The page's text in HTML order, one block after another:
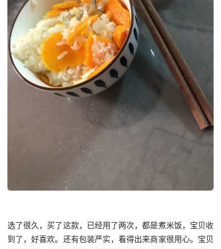
选了很久，买了这款，已经用了两次，都是煮米饭，宝贝收
到了，好喜欢。还有包装严实，看得出来商家很用心。宝贝